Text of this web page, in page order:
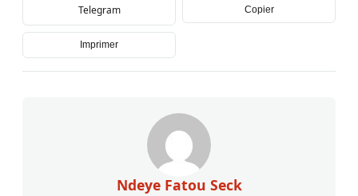
Telegram Copier
Imprimer
Ndeye Fatou Seck